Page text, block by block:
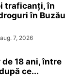
traficanți, în
în Buzău
aug. 7, 2026
de 18 ani, între
ce...